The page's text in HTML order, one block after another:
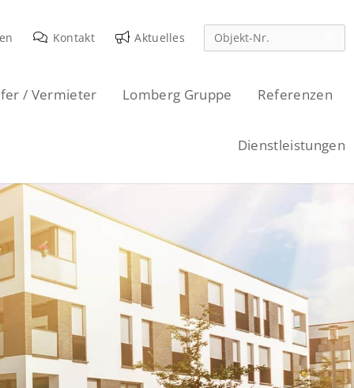
Kontakt Aktuelles
/ Vermieter Lomberg Gruppe Referenzen
Dienstleistungen